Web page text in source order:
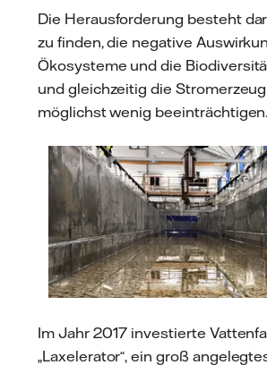
Die Herausforderung besteht
zu finden, die negative
Ökosysteme und die
und gleichzeitig die
möglichst wenig beeinträchtigen.
Im Jahr 2017 investierte
„Laxelerator“, ein groß